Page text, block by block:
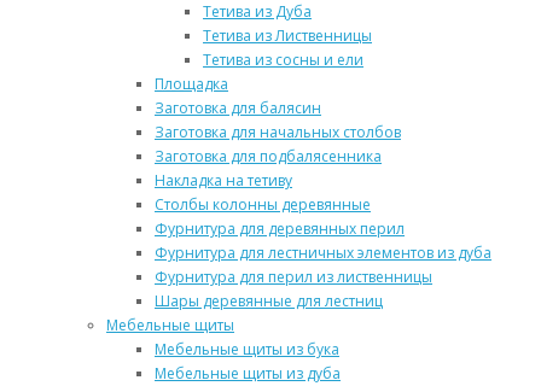
Тетива из Дуба
Тетива из Лиственницы
Тетива из сосны и ели
Площадка
Заготовка для балясин
Заготовка для начальных столбов
Заготовка для подбалясенника
Накладка на тетиву
Столбы колонны деревянные
Фурнитура для деревянных перил
Фурнитура для лестничных элементов из дуба
Фурнитура для перил из лиственницы
Шары деревянные для лестниц
Мебельные щиты
Мебельные щиты из бука
Мебельные щиты из дуба